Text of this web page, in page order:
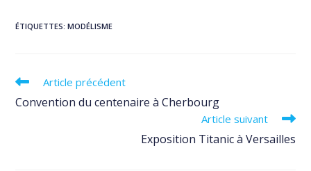
ÉTIQUETTES:MODÉLISME
Read
articles
Article précédent
Convention du centenaire à Cherbourg
Article suivant
Exposition Titanic à Versailles